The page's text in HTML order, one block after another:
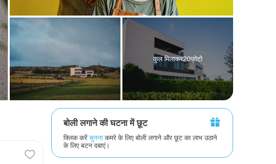
कुल मिलाकर20फ़ोटो
बोली लगाने की घटना में छूट
क्लिक करेंचुननाकमरे के लिए बोली लगाने और छूट का लाभ उठाने
के लिए बटन दबाएं।